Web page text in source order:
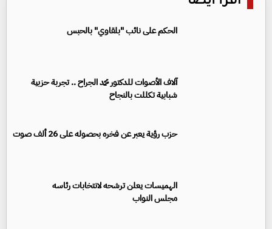
الحكم على نائب "بلقاوي" بالحبس
آلاف الأصوات للدكتور محمد الجراح .. تجربة حزبية
شبابية تكللت بالنجاح
حزب رؤية يعبر عن فخره بحصوله على 26 ألف صوت
الهميسات يعلن ترشحه لانتخابات رئاسه
مجلس النواب